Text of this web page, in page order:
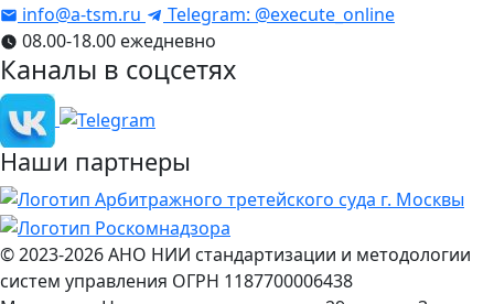
info@a-tsm.ru
Telegram: @execute_online
08.00-18.00 ежедневно
Каналы в соцсетях
Наши партнеры
© 2023-2026АНО НИИ стандартизации и методологии
систем управления ОГРН 1187700006438